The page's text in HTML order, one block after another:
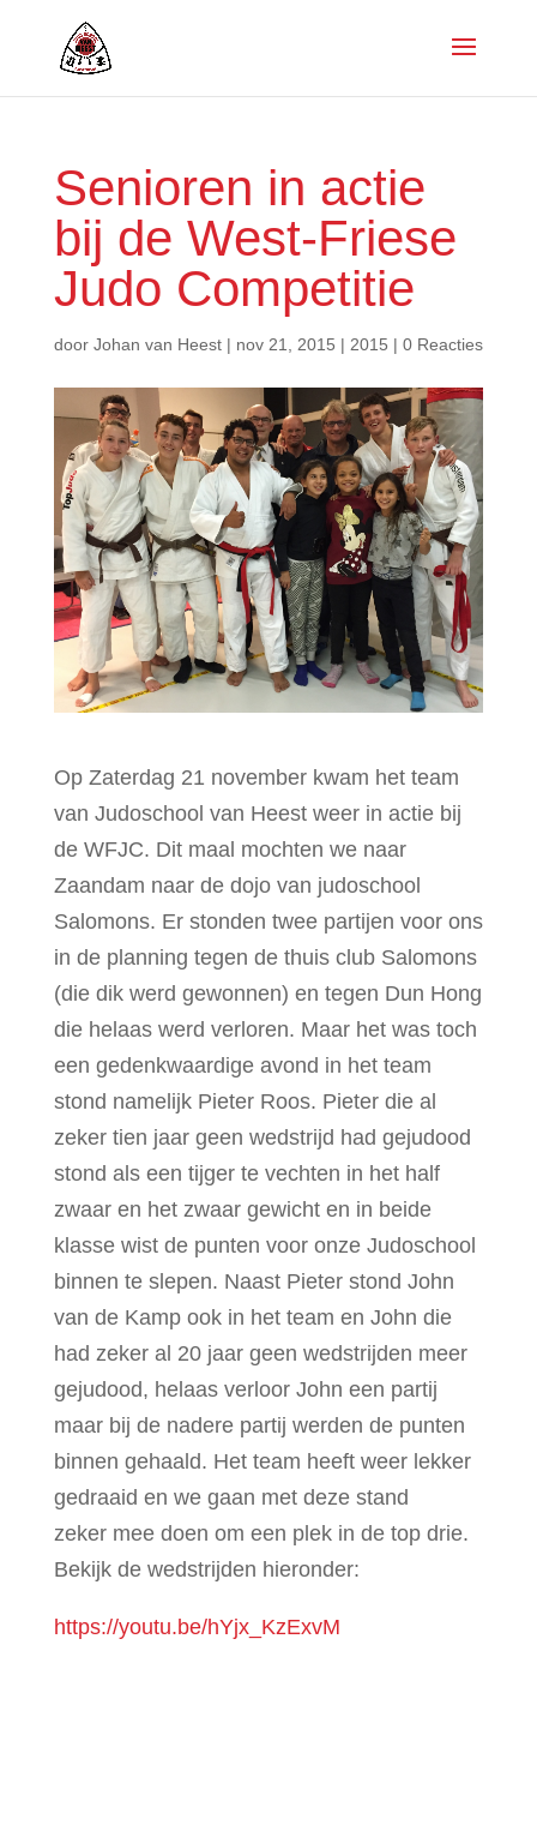
Senioren in actie
bij de West-Friese
Judo Competitie
door Johan van Heest| nov 21, 2015 | 2015 | 0 Reacties
Op Zaterdag 21 november kwam het team
van Judoschool van Heest weer in actie bij
de WFJC. Dit maal mochten we naar
Zaandam naar de dojo van judoschool
Salomons. Er stonden twee partijen voor ons
in de planning tegen de thuis club Salomons
(die dik werd gewonnen) en tegen Dun Hong
die helaas werd verloren. Maar het was toch
een gedenkwaardige avond in het team
stond namelijk Pieter Roos. Pieter die al
zeker tien jaar geen wedstrijd had gejudood
stond als een tijger te vechten in het half
zwaar en het zwaar gewicht en in beide
klasse wist de punten voor onze Judoschool
binnen te slepen. Naast Pieter stond John
van de Kamp ook in het team en John die
had zeker al 20 jaar geen wedstrijden meer
gejudood, helaas verloor John een partij
maar bij de nadere partij werden de punten
binnen gehaald. Het team heeft weer lekker
gedraaid en we gaan met deze stand
zeker mee doen om een plek in de top drie.
Bekijk de wedstrijden hieronder:
https://youtu.be/hYjx_KzExvM